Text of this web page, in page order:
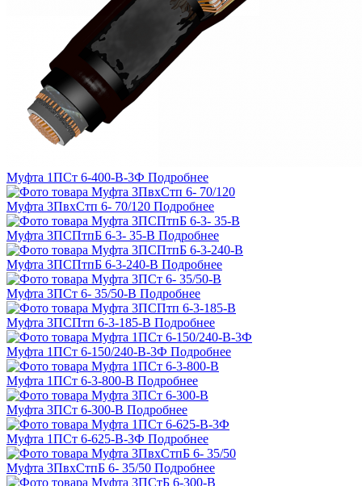
Муфта 1ПСт 6-400-В-3Ф Подробнее
Муфта 3ПвхСтп 6- 70/120 Подробнее
Муфта 3ПСПтпБ 6-3- 35-В Подробнее
Муфта 3ПСПтпБ 6-3-240-В Подробнее
Муфта 3ПСт 6- 35/50-В Подробнее
Муфта 3ПСПтп 6-3-185-В Подробнее
Муфта 1ПСт 6-150/240-В-3Ф Подробнее
Муфта 1ПСт 6-3-800-В Подробнее
Муфта 3ПСт 6-300-В Подробнее
Муфта 1ПСт 6-625-В-3Ф Подробнее
Муфта 3ПвхСтпБ 6- 35/50 Подробнее